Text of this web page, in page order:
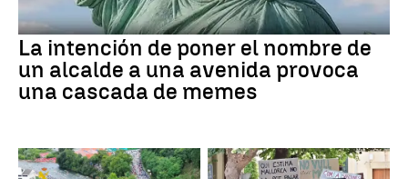
La intención de poner el nombre de
un alcalde a una avenida provoca
una cascada de memes